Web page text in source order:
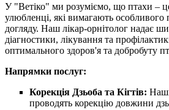
У "Ветіко" ми розуміємо, що птахи –
улюбленці, які вимагають особливого
догляду. Наш лікар-орнітолог надає
діагностики, лікування та
оптимального здоров'я та добробуту
Напрямки послуг:
Корекція Дзьоба та Кігтів:
проводять корекцію довжини